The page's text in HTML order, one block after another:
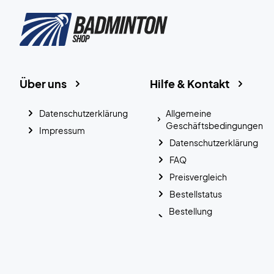
Hilfe & Kontakt
Allgemeine
Geschäftsbedingungen
Datenschutzerklärung
FAQ
Preisvergleich
Bestellstatus
Bestellung
Über uns
Datenschutzerklärung
Impressum